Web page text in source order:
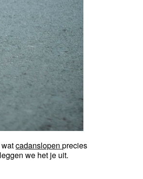
watcadanslopenprecies
we het je uit.